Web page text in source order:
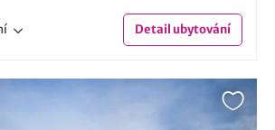
Detailubytování